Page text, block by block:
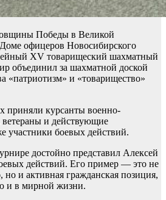
Победы в Великой
офицеров Новосибирского
XV товарищеский шахматный
объединил за шахматной доской
«патриотизм» и «товарищество»
приняли курсанты военно-
ветераны и действующие
участники боевых действий.
достойно представил Алексей
действий. Его пример — это не
но и активная гражданская позиция,
и в мирной жизни.